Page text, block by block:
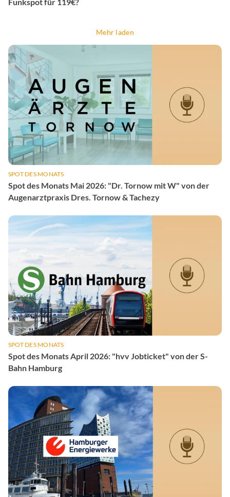
Mehr laden
SPOT DES MONATS
Spot des Monats Mai 2026: "Dr. Tornow mit W" von der
Augenarztpraxis Dres. Tornow & Tachezy
SPOT DES MONATS
Spot des Monats April 2026: "hvv Jobticket" von der S-
Bahn Hamburg